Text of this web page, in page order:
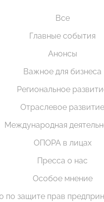
Все
Главные события
Анонсы
Важное для бизнеса
Региональное
Отраслевое развитие
Международная
ОПОРА в лицах
Пресса о нас
Особое мнение
по защите прав